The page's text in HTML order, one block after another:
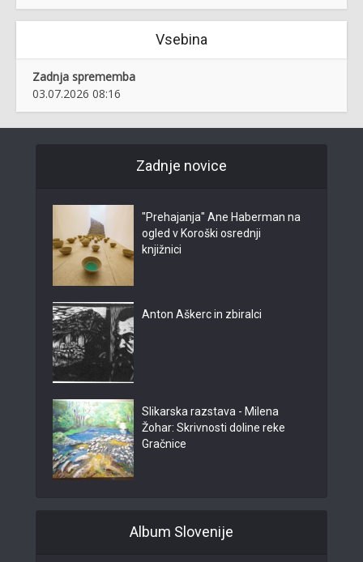
Vsebina
Zadnja sprememba
03.07.2026 08:16
Zadnje novice
"Prehajanja" Ane Haberman na
ogled v Koroški osrednji
knjižnici
Anton Aškerc in zbiralci
Slikarska razstava - Milena
Žohar: Skrivnosti doline reke
Gračnice
Album Slovenije